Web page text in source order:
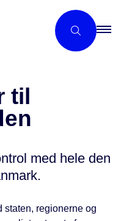
til
med hele den
staten, regionerne og